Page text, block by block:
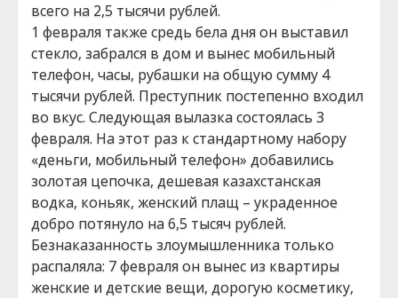
всего на 2,5 тысячи рублей.
1 февраля также средь бела дня он выставил
стекло, забрался в дом и вынес мобильный
телефон, часы, рубашки на общую сумму 4
тысячи рублей. Преступник постепенно входил
во вкус. Следующая вылазка состоялась 3
февраля. На этот раз к стандартному набору
«деньги, мобильный телефон» добавились
золотая цепочка, дешевая казахстанская
водка, коньяк, женский плащ – украденное
добро потянуло на 6,5 тысяч рублей.
Безнаказанность злоумышленника только
распаляла: 7 февраля он вынес из квартиры
женские и детские вещи, дорогую косметику,